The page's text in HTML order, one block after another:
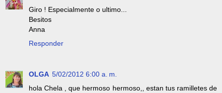
Giro ! Especialmente o ultimo...
Besitos
Anna
Responder
OLGA 5/02/2012 6:00 a. m.
hola Chela , que hermoso hermoso,, estan tus ramilletes de